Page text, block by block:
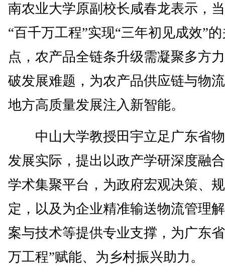
南农业大学原副校长咸春龙表示，
“百千万工程”实现“三年初见成效”
点，农产品全链条升级需凝聚多方
破发展难题，为农产品供应链与物
地方高质量发展注入新智能。
中山大学教授田宇立足广东省
发展实际，提出以政产学研深度融
学术集聚平台，为政府宏观决策、
定，以及为企业精准输送物流管理
案与技术等提供专业支撑，为广东
万工程”赋能、为乡村振兴助力。